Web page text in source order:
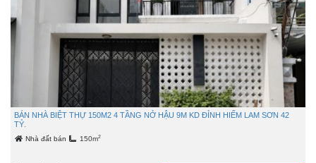
BÁN NHÀ BIỆT THỰ 150M2 4 TẦNG NỞ HẬU 9M KD ĐỈNH HIẾM LAM SƠN 42
TỶ.
Nhà đất bán 150m2